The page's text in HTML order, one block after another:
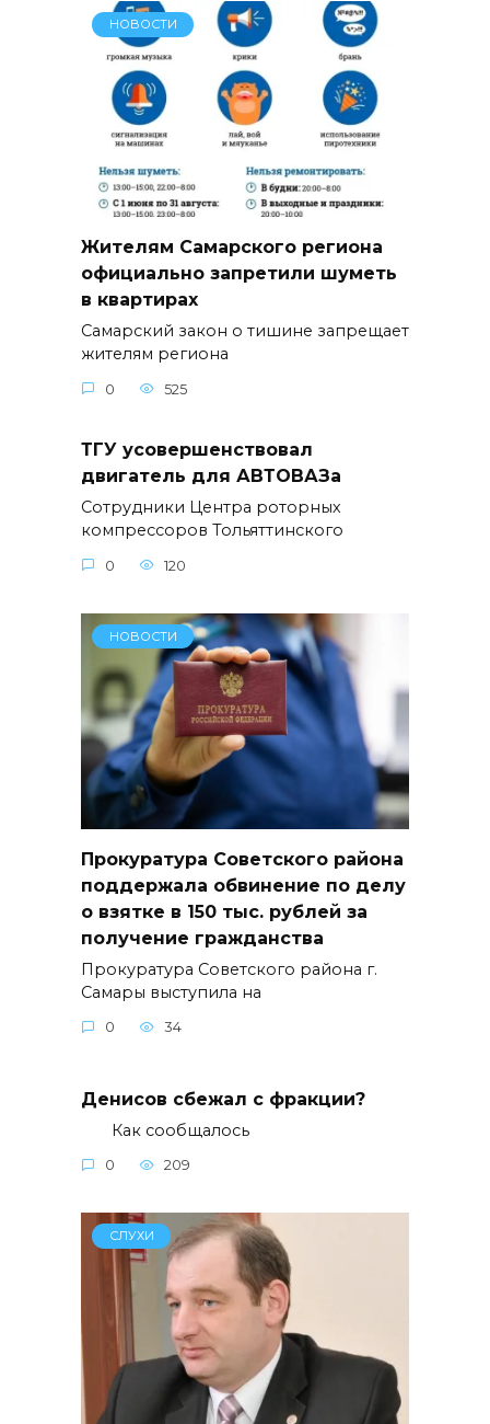
НОВОСТИ
Жителям Самарского региона
официально запретили шуметь
в квартирах
Самарский закон о тишине запрещает
жителям региона
0 525
ТГУ усовершенствовал
двигатель для АВТОВАЗа
Сотрудники Центра роторных
компрессоров Тольяттинского
0 120
НОВОСТИ
Прокуратура Советского района
поддержала обвинение по делу
о взятке в 150 тыс. рублей за
получение гражданства
Прокуратура Советского района г.
Самары выступила на
0 34
Денисов сбежал с фракции?
Как сообщалось
0 209
СЛУХИ